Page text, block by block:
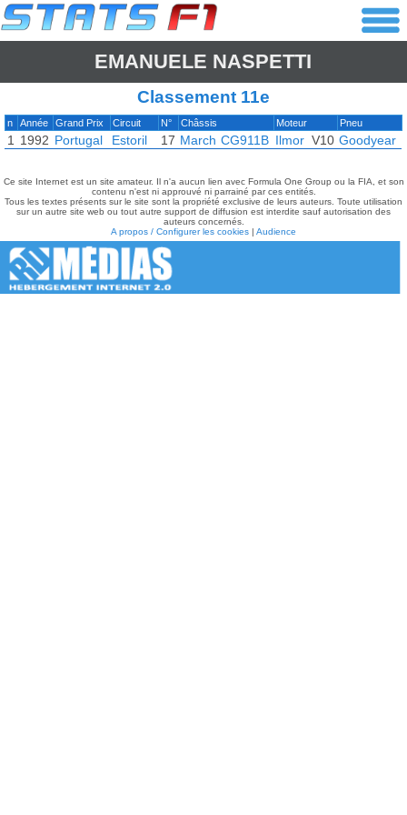
EMANUELE NASPETTI
Classement 11e
n Année Grand Prix Circuit N° Châssis Moteur Pneu
1 1992 Portugal Estoril 17 March CG911B Ilmor V10 Goodyear
Ce site Internet est un site amateur. Il n'a aucun lien avec Formula One Group ou la FIA, et son
contenu n'est ni approuvé ni parrainé par ces entités.
Tous les textes présents sur le site sont la propriété exclusive de leurs auteurs. Toute utilisation
sur un autre site web ou tout autre support de diffusion est interdite sauf autorisation des
auteurs concernés.
A propos / Configurer les cookies | Audience